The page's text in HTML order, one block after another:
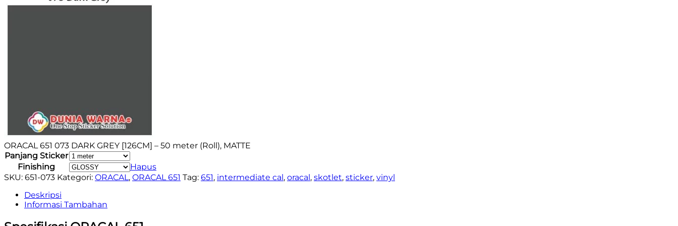
ORACAL 651 073 DARK GREY [126CM] – 50 meter (Roll), MATTE
Panjang Sticker
Finishing
Hapus
SKU: 651-073 Kategori: ORACAL, ORACAL 651 Tag: 651, intermediate cal, oracal, skotlet, sticker, vinyl
Deskripsi
Informasi Tambahan